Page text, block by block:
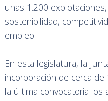
unas 1.200
sostenibilidad,
empleo.
En esta legislatura, la
incorporación de cerca
la última convocatoria los